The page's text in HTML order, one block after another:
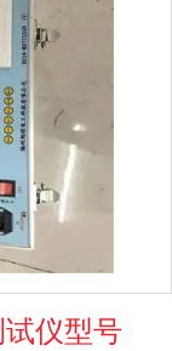
仪型号